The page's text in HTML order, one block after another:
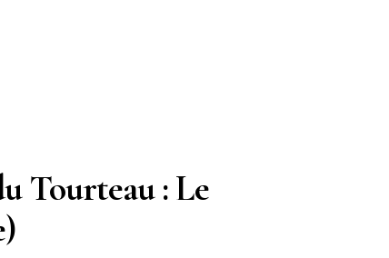
Tourteau : Le